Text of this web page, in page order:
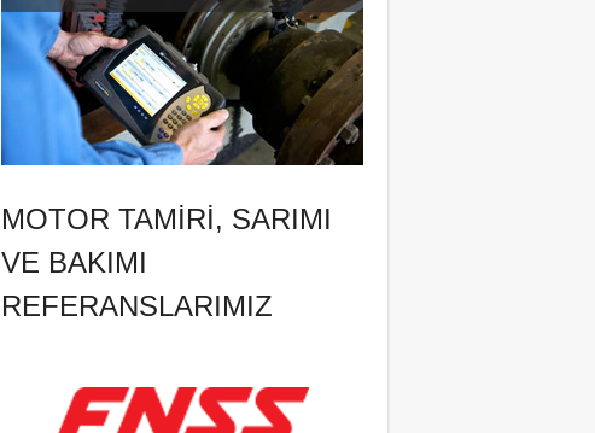
MOTOR TAMIRI, SARIMI
VE BAKIMI
REFERANSLARIMIZ